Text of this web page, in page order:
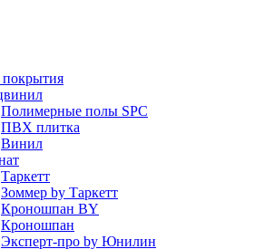
Полимерные полы SPC
ПВХ плитка
Винил
Таркетт
Зоммер by Таркетт
Кроношпан BY
Кроношпан
Эксперт-про by Юнилин